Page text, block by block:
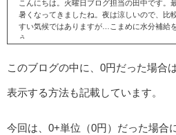
こんにちは。火曜日ブログ担当の田中です。
暑くなってきましたね。夜は涼しいので、比
すい気候ではありますが…こまめに水分補給
う...
このブログの中に、0円だった場合
表示する方法も記載しています。
今回は、0+単位（0円）だった場合